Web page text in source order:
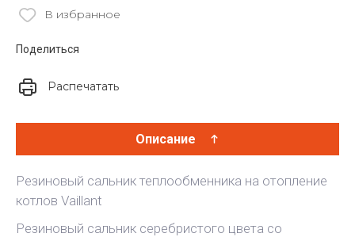
В избранное
Поделиться
Распечатать
Описание
Резиновый сальник теплообменника на отопление
котлов Vaillant
Резиновый сальник серебристого цвета со